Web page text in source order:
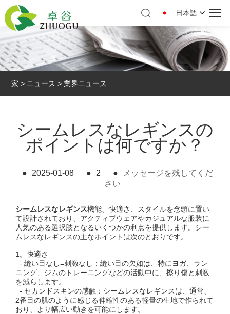
日本語
家 > ニュース >業界ニュース
シームレスなレギンスの
ポイントは何ですか？
● 2025-01-08 ● 2 ●
メッセージを残してくだ
さい
シームレスなレギンス機能、快適さ、スタイルを念頭に置い
て設計されており、アクティブウェアやカジュアルな服装に
人気のある選択肢となるいくつかの利点を提供します。シー
ムレスなレギンスの主なポイントは次のとおりです。
1。快適さ
- 縫い目なし=刺激なし：縫い目の欠如は、特にヨガ、ラン
ニング、ジムのトレーニングなどの活動中に、擦り傷と刺激
を減らします。
- セカンドスキンの感触：シームレスなレギンスは、通常、
2番目の肌のように感じる伸縮性のある軽量の生地で作られて
おり、より幅広い動きを可能にします。